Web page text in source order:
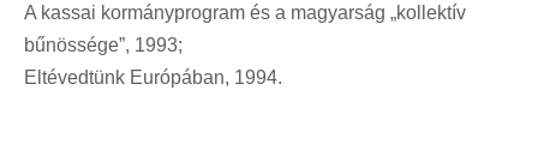
A kassai kormányprogram és a magyarság „kollektív
bűnössége”, 1993;
Eltévedtünk Európában, 1994.